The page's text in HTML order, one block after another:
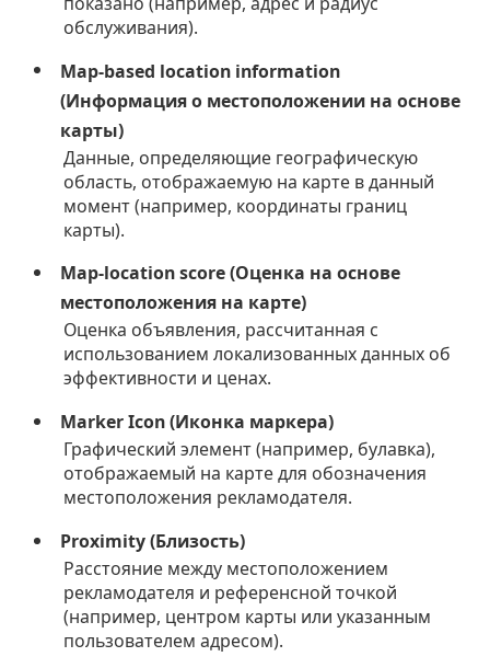
обслуживания).
Map-based location information
(Информация о местоположении на основе
карты)
Данные, определяющие географическую
область, отображаемую на карте в данный
момент (например, координаты границ
карты).
Map-location score (Оценка на основе
местоположения на карте)
Оценка объявления, рассчитанная с
использованием локализованных данных об
эффективности и ценах.
Marker Icon (Иконка маркера)
Графический элемент (например, булавка),
отображаемый на карте для обозначения
местоположения рекламодателя.
Proximity (Близость)
Расстояние между местоположением
рекламодателя и референсной точкой
(например, центром карты или указанным
пользователем адресом).